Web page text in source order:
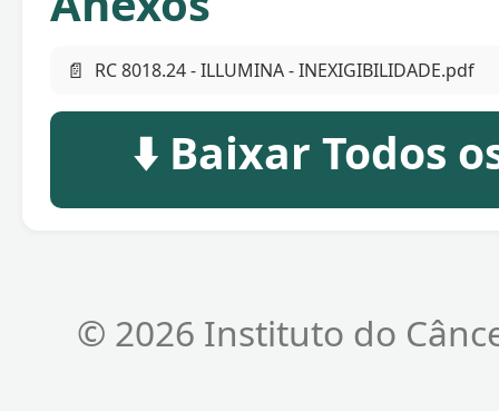
📄 RC 8018.24 - ILLUMINA - INEXIGIBILIDADE.pdf
⬇️ Baixar Todos
© 2026 Instituto do